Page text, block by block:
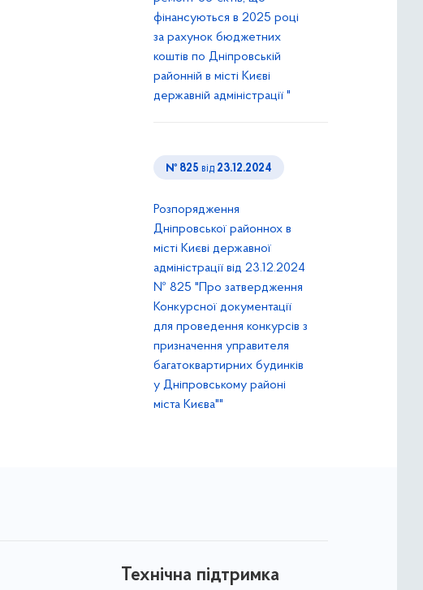
фінансуються в 2025 році
за рахунок бюджетних
коштів по Дніпровській
районній в місті Києві
державній адміністрації "
№ 825 від 23.12.2024
Розпорядження
Дніпровської районнох в
місті Києві державної
адміністрації від 23.12.2024
№ 825 "Про затвердження
Конкурсної документації
для проведення конкурсів з
призначення управителя
багатоквартирних будинків
у Дніпровському районі
міста Києва""
Технічна підтримка